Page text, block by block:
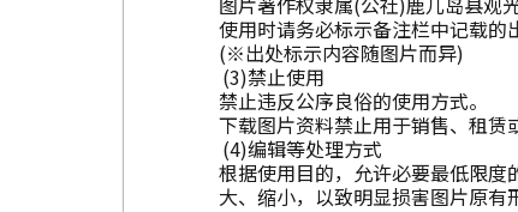
使用时请务必标示备注栏中记载的
(※出处标示内容随图片而异)
禁止使用
禁止违反公序良俗的使用方式。
下载图片资料禁止用于销售、租赁
编辑等处理方式
根据使用目的，允许必要最低限
大、缩小，以致明显损害图片原有